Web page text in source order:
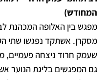
המחודש)
מפגש בין האלופה המכהנת
מסקרן. אשתקד נפגשו שתי
שעמק חרוד ניצחה פעמיים,
גם המפגשים בליגת הנוער